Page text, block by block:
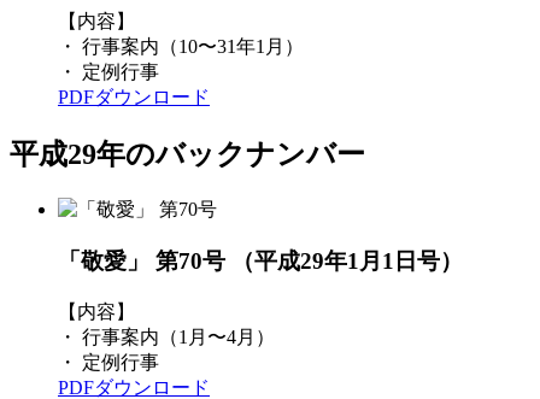
【内容】
・ 行事案内（10〜31年1月）
・ 定例行事
PDFダウンロード
平成29年のバックナンバー
「敬愛」 第70号 （平成29年1月1日号）
【内容】
・ 行事案内（1月〜4月）
・ 定例行事
PDFダウンロード